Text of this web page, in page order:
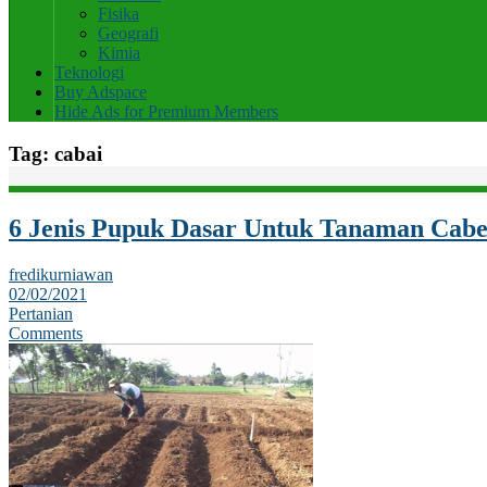
Fisika
Geografi
Kimia
Teknologi
Buy Adspace
Hide Ads for Premium Members
Tag: cabai
6 Jenis Pupuk Dasar Untuk Tanaman Cabe
fredikurniawan
02/02/2021
Pertanian
Comments